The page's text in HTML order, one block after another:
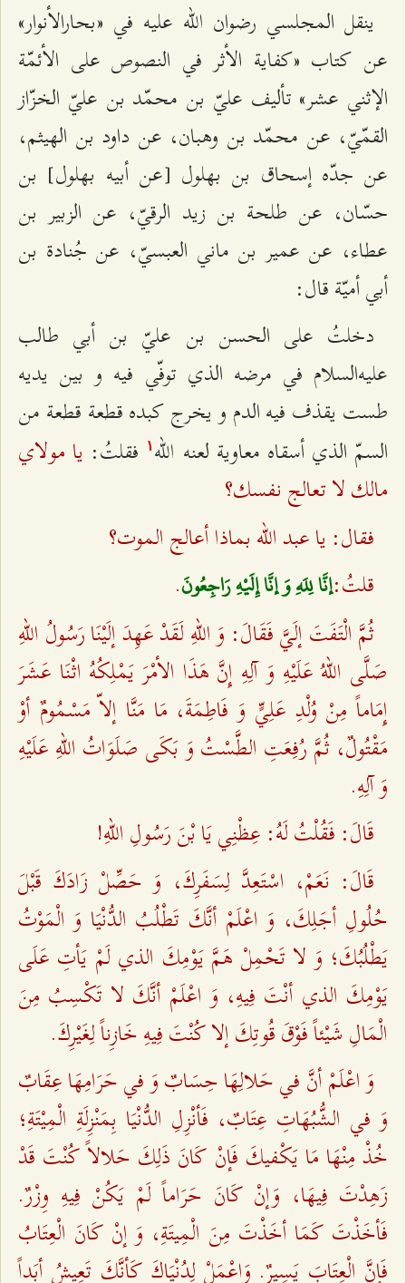
ينقل المجلسي رضوان الله عليه في «بحارالأنوار»
عن كتاب «كفاية الأثر في النصوص على الأئمّة
الإثني عشر» تأليف عليّ بن محمّد بن عليّ الخزّاز
القمّيّ، عن محمّد بن وهبان، عن داود بن الهيثم،
عن جدّه إسحاق بن بهلول [عن أبيه بهلول‌] بن
حسّان، عن طلحة بن زيد الرقيّ، عن الزبير بن
عطاء، عن عمير بن ماني العبسيّ، عن جُنادة بن
أبي أميّة قال:
دخلتُ على الحسن بن عليّ بن أبي طالب
عليه‌السلام في مرضه الذي توفّي فيه و بين يديه
طست يقذف فيه الدم و يخرج كبده قطعة قطعة من
السمّ الذي أسقاه معاوية لعنه الله ۱ فقلتُ: يا مولاي
مالك لا تعالج نفسك؟
فقال: يا عبد الله بماذا أعالج الموت؟
قلتُ:إنَّا لِلَهِ وَ إنَّا إِلَيْهِ رَاجِعُونَ.
ثُمَّ الْتَفَتَ إلَيَّ فَقَالَ: وَ اللهِ لَقَدْ عَهِدَ إلَيْنَا رَسُولُ اللهِ
صَلَّى اللهُ عَلَيْهِ وَ آلِهِ إِنَّ هَذَا الأمْرَ يَمْلِكُهُ اثْنَا عَشَرَ
إِمَاماً مِنْ وُلْدِ عَلِيٍّ وَ فَاطِمَةَ، مَا مَنَّا إلاّ مَسْمُومٌ أوْ
مَقْتُولٌ، ثُمَّ رُفِعَتِ الطَّسْتُ وَ بَكَى صَلَوَاتُ اللهِ عَلَيْهِ
وَ آلِهِ.
قَالَ: فَقُلْتُ لَهُ: عِظْنِي يَا بْنَ رَسُولِ اللهِ!
قَالَ: نَعَمْ، اسْتَعِدَّ لِسَفَرِكَ، وَ حَصِّلْ زَادَكَ قَبْلَ
حُلُولِ أجَلِكَ، وَ اعْلَمْ أنَّكَ تَطْلُبُ الدُّنْيَا وَ الْمَوْتُ
يَطْلُبُكَ؛ وَ لا تَحْمِلْ هَمَّ يَوْمِكَ الذي لَمْ يَأتِ عَلَى
يَوْمِكَ الذي أنْتَ فِيهِ، وَ اعْلَمْ أنَّكَ لا تَكْسِبُ مِنَ
الْمَالِ شَيْئاً فَوْقَ قُوتِكَ إلا كُنْتَ فِيهِ خَازِناً لِغَيْرِكَ.
وَ اعْلَمْ أنَّ في حَلالِهَا حِسَابٌ وَ في حَرَامِهَا عِقَابٌ
وَ في الشُّبُهَاتِ‌ عِتَابٌ، فَأنْزِلِ الدُّنْيَا بِمَنْزِلَةِ الْمِيْتَةِ؛
خُذْ مِنْهَا مَا يَكْفيكَ فَإنْ كَانَ ذَلِكَ حَلالاً كُنْتَ قَدْ
زَهِدْتَ فِيهَا، وَإنْ كَانَ حَرَاماً لَمْ يَكُنْ فِيهِ وِزْرٌ.
فَأخَذْتَ كَمَا أخَذْتَ مِنَ الْمِيتَةِ، وَ إنْ كَانَ الْعِتَابُ
فَإنَّ الْعِتَابَ يَسِيرٌ. وَاعْمَلْ لِدُنْيَاكَ كَأنَّكَ تَعِيشُ أبَداً